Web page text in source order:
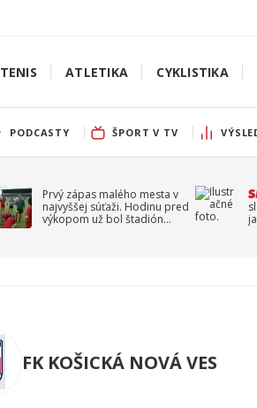
TENIS ATLETIKA CYKLISTIKA
PODCASTY ŠPORT V TV
Prvý zápas malého mesta v
najvyššej súťaži. Hodinu pred
výkopom už bol štadión
FK KOŠICKÁ NOVÁ VES